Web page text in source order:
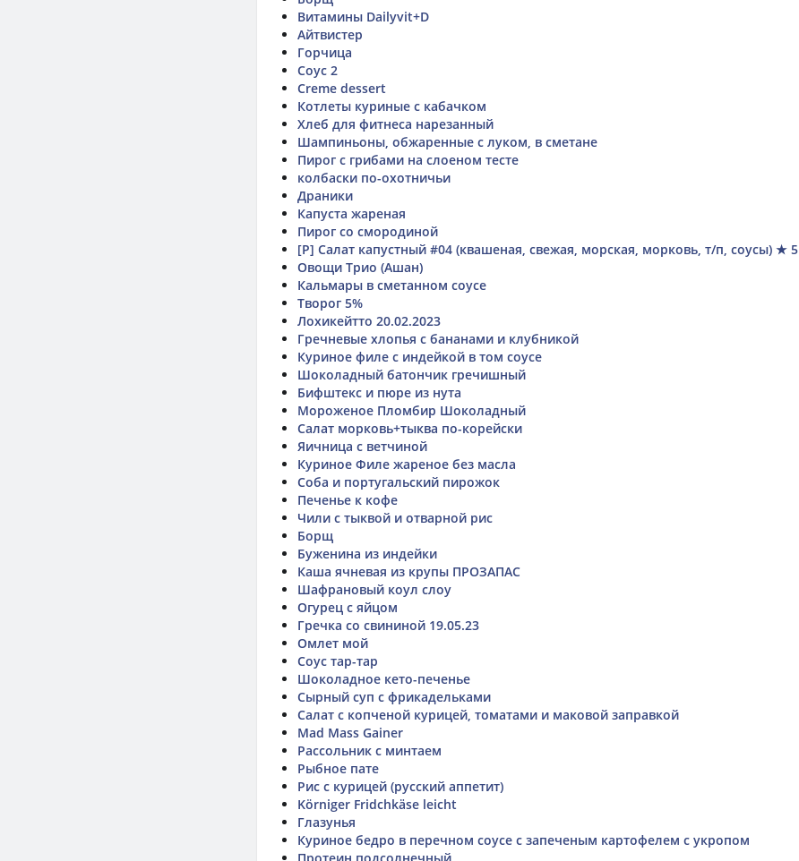
Витамины Dailyvit+D
Айтвистер
Горчица
Соус 2
Creme dessert
Котлеты куриные с кабачком
Хлеб для фитнеса нарезанный
Шампиньоны, обжаренные с луком, в сметане
Пирог с грибами на слоеном тесте
колбаски по-охотничьи
Драники
Капуста жареная
Пирог со смородиной
[Р] Салат капустный #04 (квашеная, свежая, морская, морковь, т/п, соусы) ★ 5
Овощи Трио (Ашан)
Кальмары в сметанном соусе
Творог 5%
Лохикейтто 20.02.2023
Гречневые хлопья с бананами и клубникой
Куриное филе с индейкой в том соусе
Шоколадный батончик гречишный
Бифштекс и пюре из нута
Мороженое Пломбир Шоколадный
Салат морковь+тыква по-корейски
Яичница с ветчиной
Куриное Филе жареное без масла
Соба и португальский пирожок
Печенье к кофе
Чили с тыквой и отварной рис
Борщ
Буженина из индейки
Каша ячневая из крупы ПРОЗАПАС
Шафрановый коул слоу
Огурец с яйцом
Гречка со свининой 19.05.23
Омлет мой
Соус тар-тар
Шоколадное кето-печенье
Сырный суп с фрикадельками
Салат с копченой курицей, томатами и маковой заправкой
Mad Mass Gainer
Рассольник с минтаем
Рыбное пате
Рис с курицей (русский аппетит)
Körniger Fridchkäse leicht
Глазунья
Куриное бедро в перечном соусе с запеченым картофелем с укропом